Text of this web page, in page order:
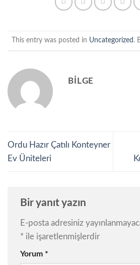
This entry was posted in Uncategorized .
BILGE
Ordu Hazır Çatılı Konteyner
Ev Üniteleri
Bir yanıt yazın
E-posta adresiniz
* ile işaretlenmişlerdir
Yorum *